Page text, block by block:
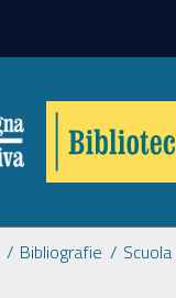
Bibliografie